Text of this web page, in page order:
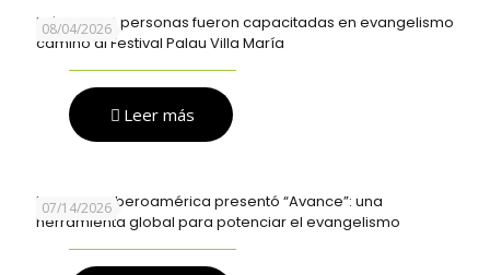
08/04/2026
Más de 700 personas fueron capacitadas en evangelismo
camino al Festival Palau Villa María
Leer más
07/14/2026
NGE Palau Iberoamérica presentó “Avance”: una
herramienta global para potenciar el evangelismo